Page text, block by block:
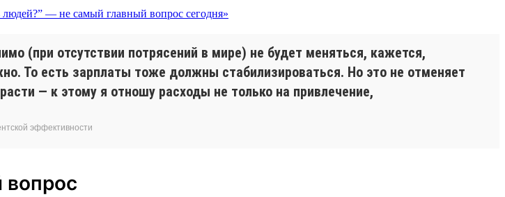
(при отсутствии потрясений в мире) не будет меняться, кажется,
То есть зарплаты тоже должны стабилизироваться. Но это не отменяет
— к этому я отношу расходы не только на привлечение,
эффективности
вопрос